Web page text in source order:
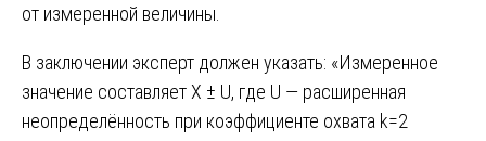
от измеренной величины.
В заключении эксперт должен указать: «Измеренное
значение составляет X ± U, где U — расширенная
неопределённость при коэффициенте охвата k=2